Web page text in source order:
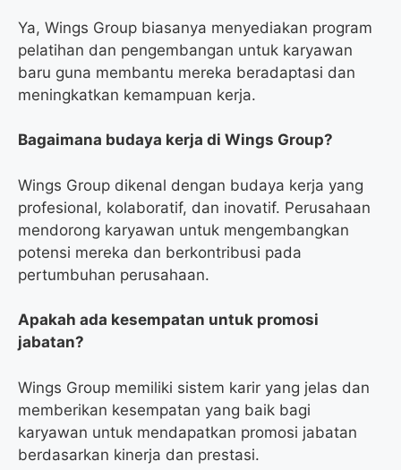
Ya, Wings Group biasanya menyediakan program
pelatihan dan pengembangan untuk karyawan
baru guna membantu mereka beradaptasi dan
meningkatkan kemampuan kerja.
Bagaimana budaya kerja di Wings Group?
Wings Group dikenal dengan budaya kerja yang
profesional, kolaboratif, dan inovatif. Perusahaan
mendorong karyawan untuk mengembangkan
potensi mereka dan berkontribusi pada
pertumbuhan perusahaan.
Apakah ada kesempatan untuk promosi
jabatan?
Wings Group memiliki sistem karir yang jelas dan
memberikan kesempatan yang baik bagi
karyawan untuk mendapatkan promosi jabatan
berdasarkan kinerja dan prestasi.